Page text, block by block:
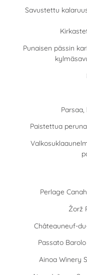
Savustettu
Punaisen pässin
Paistettua
Perlage
Žorž
Châteauneuf-
Passato
Ainoa Winery